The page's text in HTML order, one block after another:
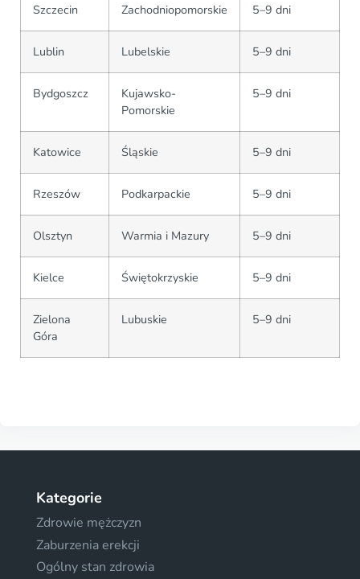
Szczecin Zachodniopomorskie 5–9 dni
Lublin Lubelskie 5–9 dni
Bydgoszcz
Kujawsko-
Pomorskie
5–9 dni
Katowice Śląskie 5–9 dni
Rzeszów Podkarpackie 5–9 dni
Olsztyn Warmia i Mazury 5–9 dni
Kielce Świętokrzyskie 5–9 dni
Zielona
Góra
Lubuskie 5–9 dni
Kategorie
Zdrowie mężczyzn
Zaburzenia erekcji
Ogólny stan zdrowia